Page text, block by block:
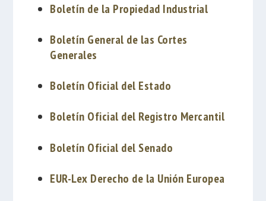
Boletín de la Propiedad Industrial
Boletín General de las Cortes
Generales
Boletín Oficial del Estado
Boletín Oficial del Registro Mercantil
Boletín Oficial del Senado
EUR-Lex Derecho de la Unión Europea